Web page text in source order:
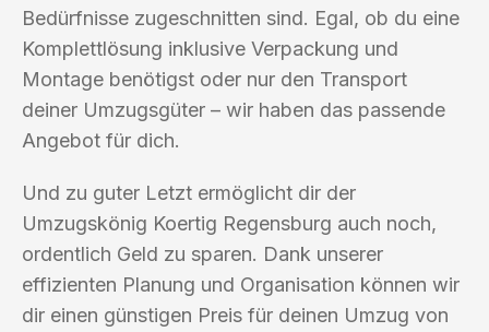
Bedürfnisse zugeschnitten sind. Egal, ob du eine
Komplettlösung inklusive Verpackung und
Montage benötigst oder nur den Transport
deiner Umzugsgüter – wir haben das passende
Angebot für dich.
Und zu guter Letzt ermöglicht dir der
Umzugskönig Koertig Regensburg auch noch,
ordentlich Geld zu sparen. Dank unserer
effizienten Planung und Organisation können wir
dir einen günstigen Preis für deinen Umzug von